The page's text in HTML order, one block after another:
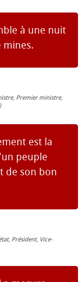
à une nuit
mines.
, Premier ministre,
est la
peuple
de son bon
, Président, Vice-